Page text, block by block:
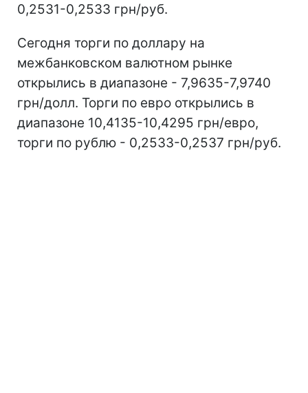
0,2531-0,2533 грн/руб.
Сегодня торги по доллару на
межбанковском валютном рынке
открылись в диапазоне - 7,9635-7,9740
грн/долл. Торги по евро открылись в
диапазоне 10,4135-10,4295 грн/евро,
торги по рублю - 0,2533-0,2537 грн/руб.